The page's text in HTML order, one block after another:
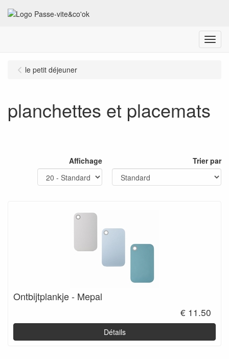
Menu
le petit déjeuner
planchettes et placemats
Affichage Trier par
Ontbijtplankje - Mepal
€ 11.50
Détails